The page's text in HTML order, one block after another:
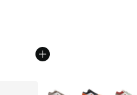
Plus de couleurs